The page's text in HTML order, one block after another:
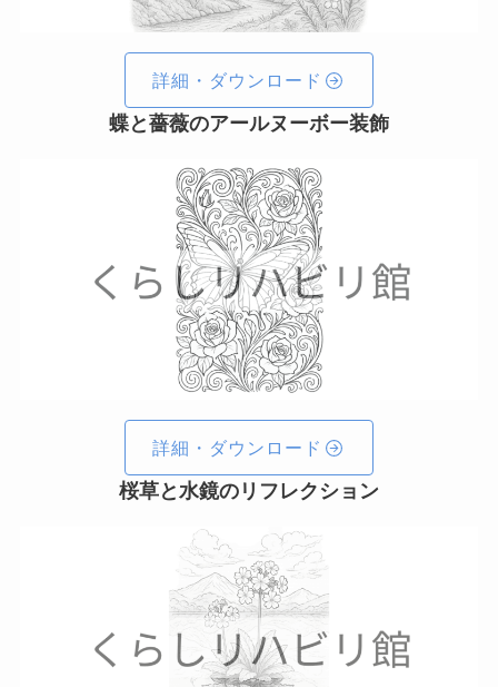
詳細・ダウンロード
蝶と薔薇のアールヌーボー装飾
詳細・ダウンロード
桜草と水鏡のリフレクション